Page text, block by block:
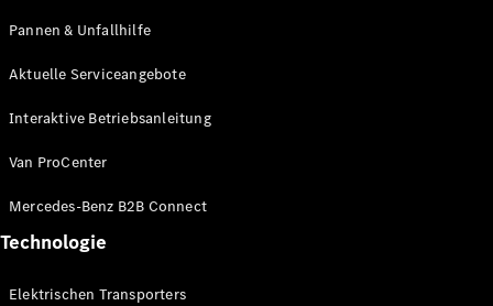
Betriebsanleitungen
Mercedes-
Connect
Pannen & Unfallhilfe
Aktuelle Serviceangebote
Interaktive Betriebsanleitung
Van ProCenter
Mercedes-Benz B2B Connect
Technologie
Elektrischen Transporters